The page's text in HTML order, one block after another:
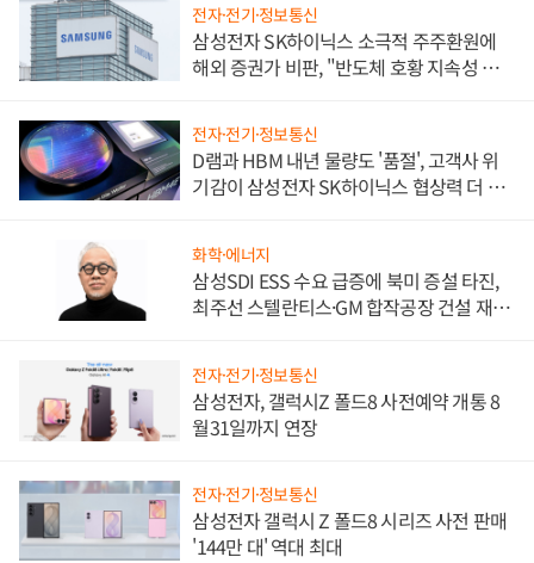
전자·전기·정보통신
삼성전자 SK하이닉스 소극적 주주환원에
해외 증권가 비판, "반도체 호황 지속성 의
전자·전기·정보통신
D램과 HBM 내년 물량도 '품절', 고객사 위
기감이 삼성전자 SK하이닉스 협상력 더 키
화학·에너지
삼성SDI ESS 수요 급증에 북미 증설 타진,
최주선 스텔란티스·GM 합작공장 건설 재추
전자·전기·정보통신
삼성전자, 갤럭시Z 폴드8 사전예약 개통 8
월31일까지 연장
전자·전기·정보통신
삼성전자 갤럭시 Z 폴드8 시리즈 사전 판매
'144만 대' 역대 최대